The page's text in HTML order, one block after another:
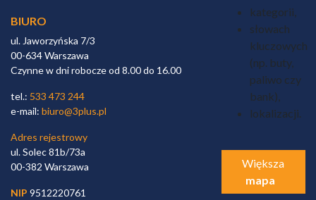
kategorii,
słowach
kluczowych
(np. buty,
paliwo czy
bank),
lokalizacji.
Większa
mapa
BIURO
ul. Jaworzyńska 7/3
00-634 Warszawa
Czynne w dni robocze od 8.00 do 16.00
tel.: 533 473 244
e-mail: biuro@3plus.pl
Adres rejestrowy
ul. Solec 81b/73a
00-382 Warszawa
NIP 9512220761